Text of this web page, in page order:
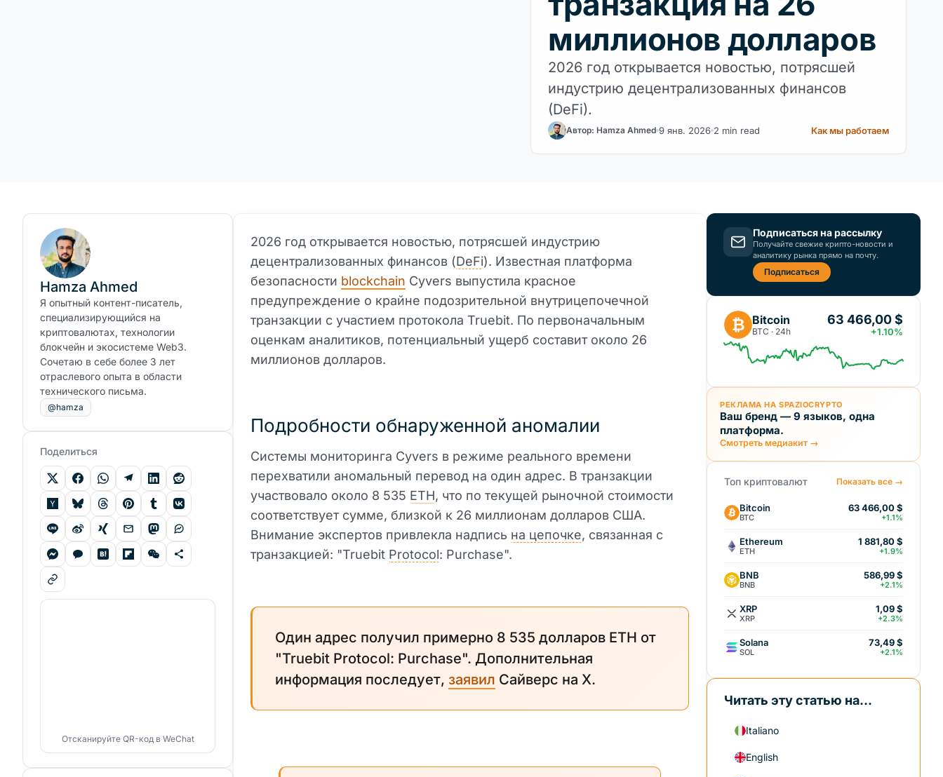
миллионов долларов
2026 год открывается новостью, потрясшей
индустрию децентрализованных финансов
(DeFi).
Автор: Hamza Ahmed 9 янв. 2026 2 min read Как мы работаем
2026 год открывается новостью, потрясшей индустрию
децентрализованных финансов (DeFi). Известная платформа
безопасности blockchain Cyvers выпустила красное
предупреждение о крайне подозрительной внутрицепочечной
транзакции с участием протокола Truebit. По первоначальным
оценкам аналитиков, потенциальный ущерб составит около 26
миллионов долларов.
Подробности обнаруженной аномалии
Системы мониторинга Cyvers в режиме реального времени
перехватили аномальный перевод на один адрес. В транзакции
участвовало около 8 535 ETH, что по текущей рыночной стоимости
соответствует сумме, близкой к 26 миллионам долларов США.
Внимание экспертов привлекла надпись на цепочке, связанная с
транзакцией: "Truebit Protocol: Purchase".
Один адрес получил примерно 8 535 долларов ETH от
"Truebit Protocol: Purchase". Дополнительная
информация последует, заявил Сайверс на X.
Hamza Ahmed
Я опытный контент-писатель,
специализирующийся на
криптовалютах, технологии
блокчейн и экосистеме Web3.
Сочетаю в себе более 3 лет
отраслевого опыта в области
технического письма.
@hamza
Поделиться
Отсканируйте QR-код в WeChat
Подписаться на рассылку
Получайте свежие крипто-новости и
аналитику рынка прямо на почту.
Подписаться
₿ Bitcoin
BTC · 24h
63 466,00 $
+1.10%
РЕКЛАМА НА SPAZIOCRYPTO
Ваш бренд — 9 языков, одна
платформа.
Смотреть медиакит →
Топ криптовалют Показать все →
Bitcoin
BTC
63 466,00 $
+1.1%
Ethereum
ETH
1 881,80 $
+1.9%
BNB
BNB
586,99 $
+2.1%
XRP
XRP
1,09 $
+2.3%
Solana
SOL
73,49 $
+2.1%
Читать эту статью на...
Italiano
English